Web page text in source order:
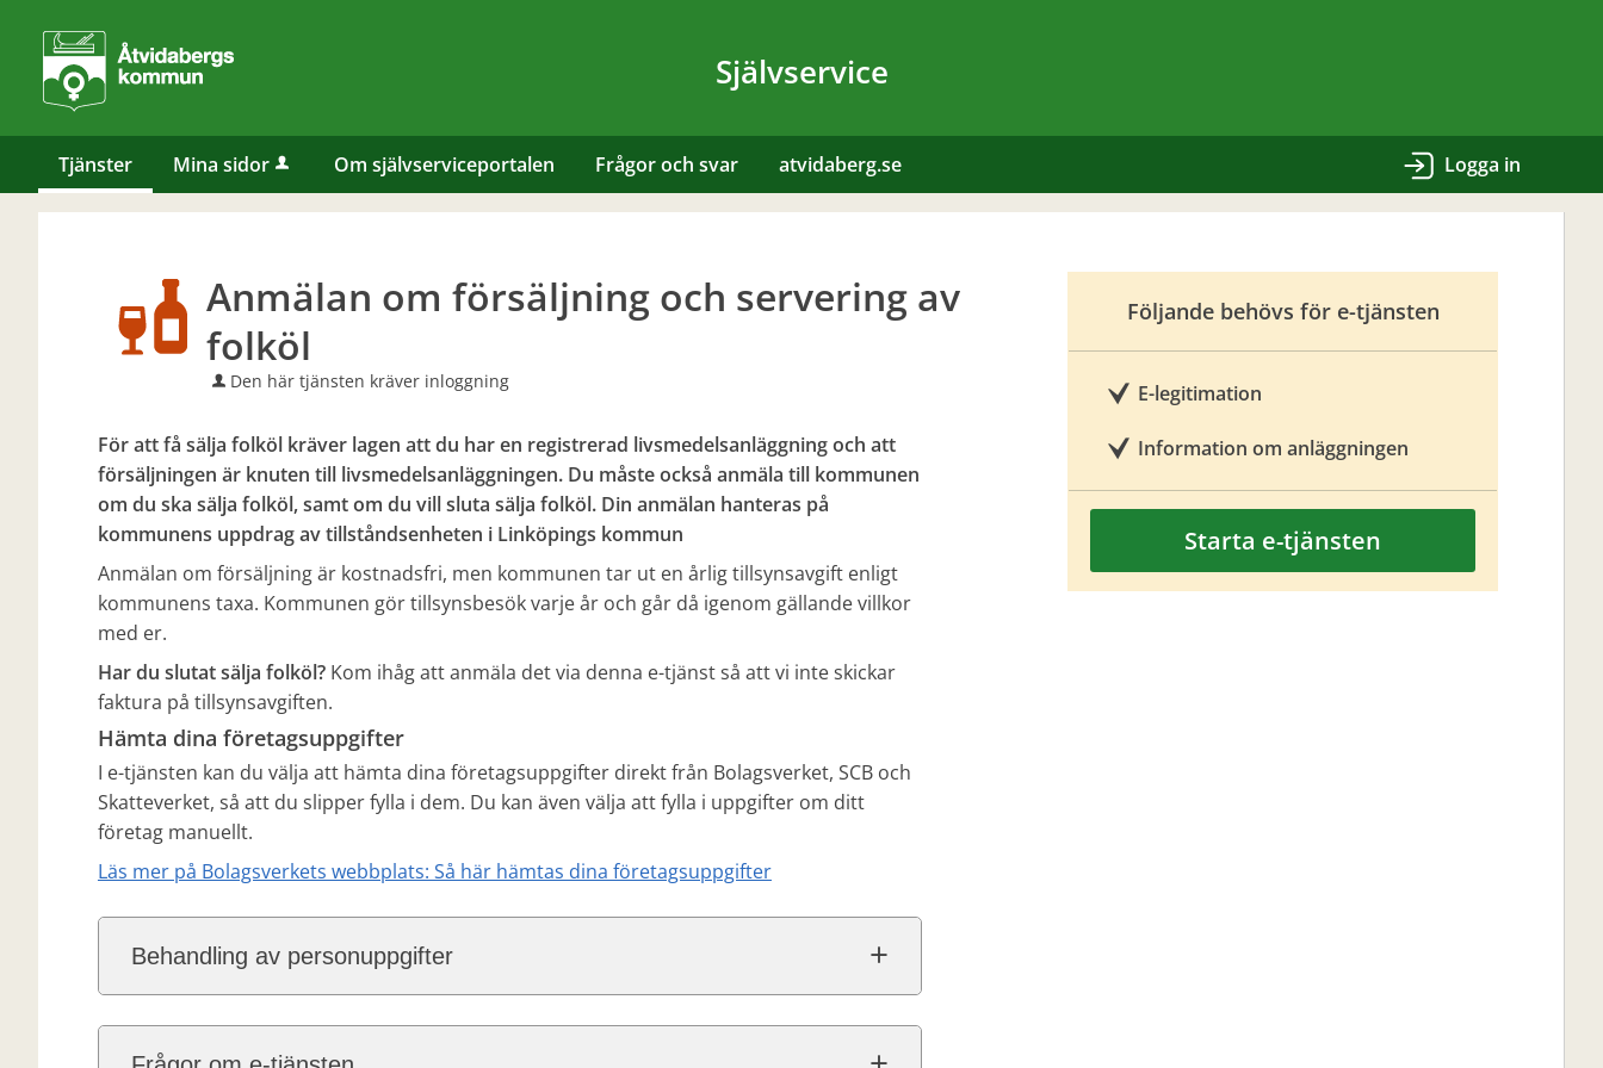
tjänster
Åtvidabergs
kommun
Självservice
Tjänster Mina sidor Om självserviceportalen Frågor och svar atvidaberg.se Logga in
Anmälan om försäljning och servering av
folköl
Den här tjänsten kräver inloggning
För att få sälja folköl kräver lagen att du har en registrerad livsmedelsanläggning och att
försäljningen är knuten till livsmedelsanläggningen. Du måste också anmäla till kommunen
om du ska sälja folköl, samt om du vill sluta sälja folköl. Din anmälan hanteras på
kommunens uppdrag av tillståndsenheten i Linköpings kommun
Anmälan om försäljning är kostnadsfri, men kommunen tar ut en årlig tillsynsavgift enligt
kommunens taxa. Kommunen gör tillsynsbesök varje år och går då igenom gällande villkor
med er.
Har du slutat sälja folköl? Kom ihåg att anmäla det via denna e-tjänst så att vi inte skickar
faktura på tillsynsavgiften.
Hämta dina företagsuppgifter
I e-tjänsten kan du välja att hämta dina företagsuppgifter direkt från Bolagsverket, SCB och
Skatteverket, så att du slipper fylla i dem. Du kan även välja att fylla i uppgifter om ditt
företag manuellt.
Läs mer på Bolagsverkets webbplats: Så här hämtas dina företagsuppgifter
Behandling av personuppgifter
Följande behövs för e-tjänsten
E-legitimation
Information om anläggningen
Starta e-tjänsten